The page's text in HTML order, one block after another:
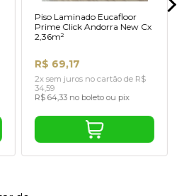
Piso Laminado Eucafloor
Prime Click Andorra New Cx
2,36m²
2x sem juros no cartão de R$
34,59
R$ 64,33 no boleto ou pix